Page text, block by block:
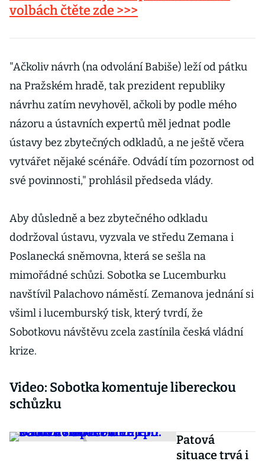
volbách čtěte zde >>>
"Ačkoliv návrh (na odvolání Babiše) leží od pátku
na Pražském hradě, tak prezident republiky
návrhu zatím nevyhověl, ačkoli by podle mého
názoru a ústavních expertů měl jednat podle
ústavy bez zbytečných odkladů, a ne ještě včera
vytvářet nějaké scénáře. Odvádí tím pozornost od
své povinnosti," prohlásil předseda vlády.
Aby důsledně a bez zbytečného odkladu
dodržoval ústavu, vyzvala ve středu Zemana i
Poslanecká sněmovna, která se sešla na
mimořádné schůzi. Sobotka se Lucemburku
navštívil Palachovo náměstí. Zemanova jednání si
všiml i lucemburský tisk, který tvrdí, že
Sobotkovu návštěvu zcela zastínila česká vládní
krize.
Video: Sobotka komentuje libereckou
schůzku
Patová
situace trvá i